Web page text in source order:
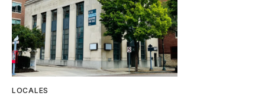
LOCALES